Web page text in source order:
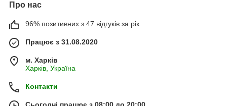
Про нас
96% позитивних з 47 відгуків за рік
Працює з 31.08.2020
м. Харків
Харків, Україна
Контакти